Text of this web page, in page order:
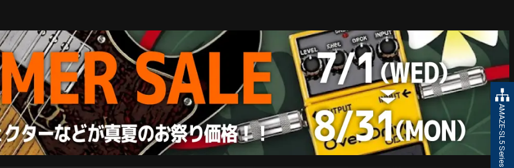
AMAZE-SL5 Series
Amazon Pay らくらくWeb分割払い コンビニ決済対応開始！ ESP Guitars